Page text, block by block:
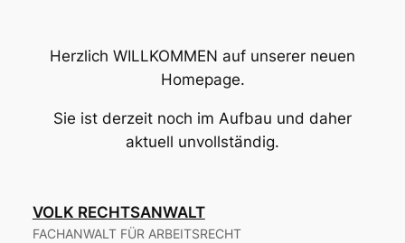
Herzlich WILLKOMMEN auf unserer neuen
Homepage.
Sie ist derzeit noch im Aufbau und daher
aktuell unvollständig.
VOLK RECHTSANWALT
FACHANWALT FÜR ARBEITSRECHT